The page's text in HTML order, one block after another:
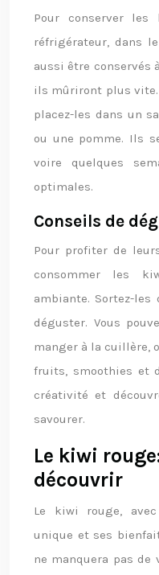
Pour conserver les
réfrigérateur, dans
aussi être conservés
ils mûriront plus
placez-les dans un
ou une pomme. Ils
voire quelques
optimales.
Conseils de
Pour profiter de
consommer les
ambiante. Sortez-
déguster. Vous
manger à la cuillère,
fruits, smoothies et
créativité et
savourer.
Le kiwi
découvrir
Le kiwi rouge,
unique et ses
ne manquera pas de